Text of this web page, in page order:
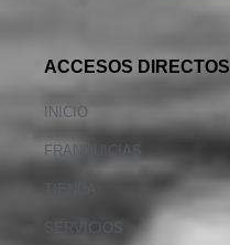
ACCESOS DIRECTOS
INICIO
FRANQUICIAS
SERVICIOS